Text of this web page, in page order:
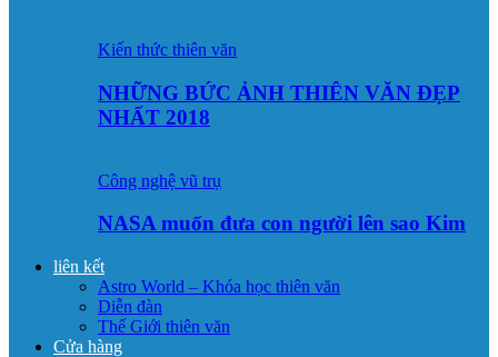
Kiến thức thiên văn
NHỮNG BỨC ẢNH THIÊN VĂN ĐẸP
NHẤT 2018
Công nghệ vũ trụ
NASA muốn đưa con người lên sao Kim
liên kết
Astro World – Khóa học thiên văn
Diễn đàn
Thế Giới thiên văn
Cửa hàng